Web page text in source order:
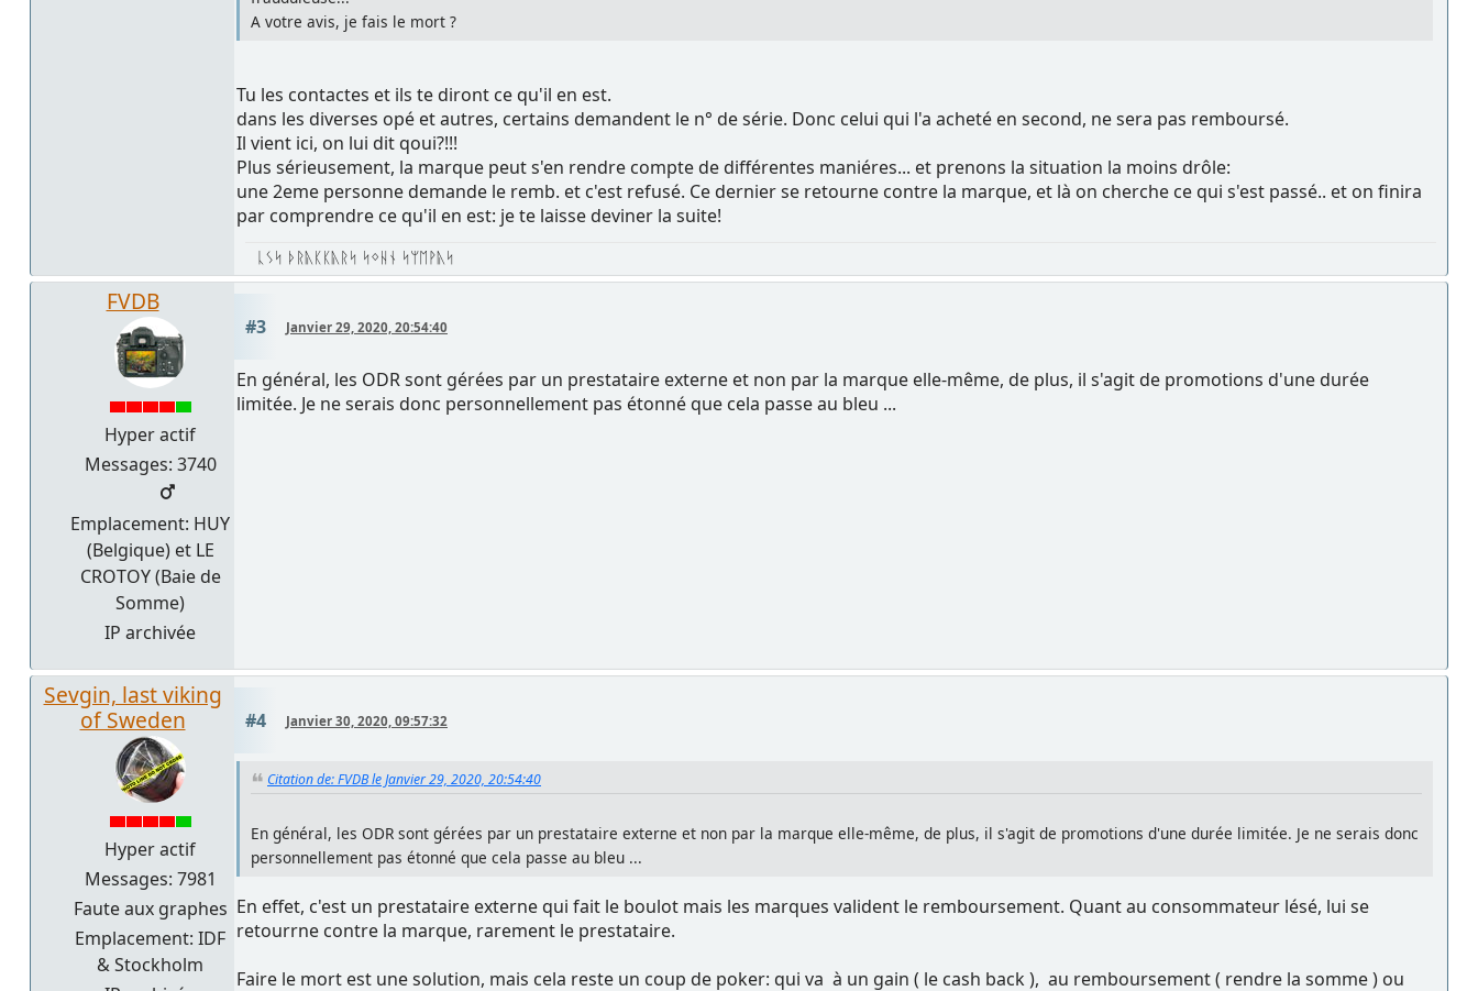
A votre avis, je fais le mort ?
Tu les contactes et ils te diront ce qu'il en est.
dans les diverses opé et autres, certains demandent le n° de série. Donc celui qui l'a acheté en second, ne sera pas remboursé.
Il vient ici, on lui dit qoui?!!!
Plus sérieusement, la marque peut s'en rendre compte de différentes maniéres... et prenons la situation la moins drôle:
une 2eme personne demande le remb. et c'est refusé. Ce dernier se retourne contre la marque, et là on cherche ce qui s'est passé.. et on finira
par comprendre ce qu'il en est: je te laisse deviner la suite!
ᚳᛊᛋ ᚦᚱᚣᛕᛕᚣᚱᛋ ᛋᛜᚺᚾ ᛋᛘᛖᚹᚣᛋ
FVDB
Hyper actif
Messages: 3740
Emplacement: HUY
(Belgique) et LE
CROTOY (Baie de
Somme)
IP archivée
#3 Janvier 29, 2020, 20:54:40
En général, les ODR sont gérées par un prestataire externe et non par la marque elle-même, de plus, il s'agit de promotions d'une durée
limitée. Je ne serais donc personnellement pas étonné que cela passe au bleu ...
Sevgin, last viking
of Sweden
Hyper actif
Messages: 7981
Faute aux graphes
Emplacement: IDF
& Stockholm
#4 Janvier 30, 2020, 09:57:32
Citation de: FVDB le Janvier 29, 2020, 20:54:40
En général, les ODR sont gérées par un prestataire externe et non par la marque elle-même, de plus, il s'agit de promotions d'une durée limitée. Je ne serais donc
personnellement pas étonné que cela passe au bleu ...
En effet, c'est un prestataire externe qui fait le boulot mais les marques valident le remboursement. Quant au consommateur lésé, lui se
retourrne contre la marque, rarement le prestataire.
Faire le mort est une solution, mais cela reste un coup de poker: qui va à un gain ( le cash back ), au remboursement ( rendre la somme ) ou